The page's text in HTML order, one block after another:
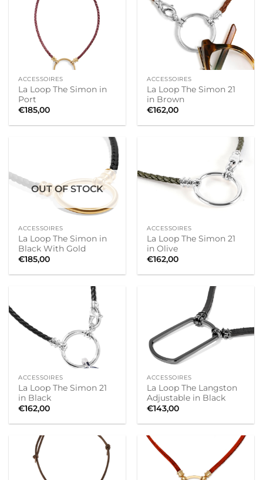
ACCESSOIRES
La Loop The Simon in
Port
€185,00
ACCESSOIRES
La Loop The Simon 21
in Brown
€162,00
OUT OF STOCK
ACCESSOIRES
La Loop The Simon in
Black With Gold
€185,00
ACCESSOIRES
La Loop The Simon 21
in Olive
€162,00
ACCESSOIRES
La Loop The Simon 21
in Black
€162,00
ACCESSOIRES
La Loop The Langston
Adjustable in Black
€143,00